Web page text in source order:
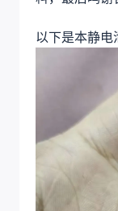
以下是本静电